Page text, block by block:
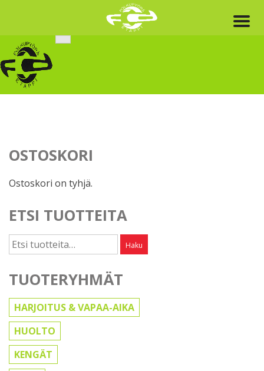
content
OSTOSKORI
Ostoskori on tyhjä.
ETSI TUOTTEITA
Etsi: Haku
TUOTERYHMÄT
HARJOITUS & VAPAA-AIKA
HUOLTO
KENGÄT